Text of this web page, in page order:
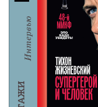
Поделиться
Читайте